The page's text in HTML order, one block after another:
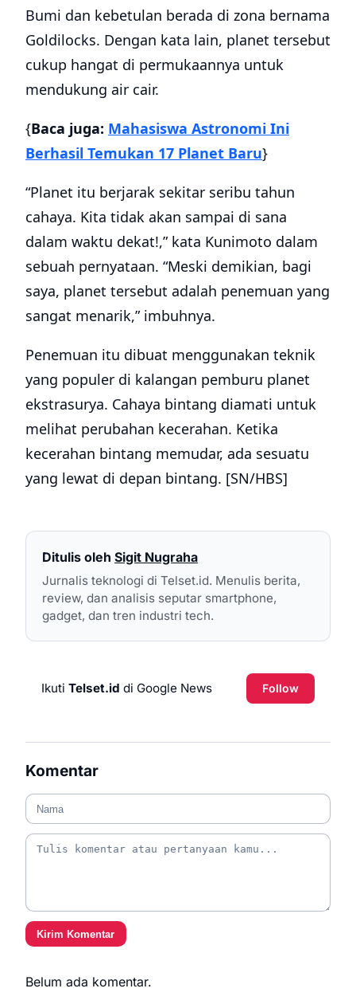
Bumi dan kebetulan berada di zona bernama
Goldilocks. Dengan kata lain, planet tersebut
cukup hangat di permukaannya untuk
mendukung air cair.
{Baca juga: Mahasiswa Astronomi Ini
Berhasil Temukan 17 Planet Baru}
“Planet itu berjarak sekitar seribu tahun
cahaya. Kita tidak akan sampai di sana
dalam waktu dekat!,” kata Kunimoto dalam
sebuah pernyataan. “Meski demikian, bagi
saya, planet tersebut adalah penemuan yang
sangat menarik,” imbuhnya.
Penemuan itu dibuat menggunakan teknik
yang populer di kalangan pemburu planet
ekstrasurya. Cahaya bintang diamati untuk
melihat perubahan kecerahan. Ketika
kecerahan bintang memudar, ada sesuatu
yang lewat di depan bintang. [SN/HBS]
Ditulis oleh Sigit Nugraha
Jurnalis teknologi di Telset.id. Menulis berita,
review, dan analisis seputar smartphone,
gadget, dan tren industri tech.
Ikuti Telset.id di Google News Follow
Komentar
Kirim Komentar
Belum ada komentar.